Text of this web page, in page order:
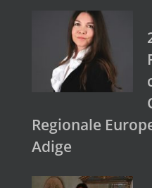
Regionale
Adige